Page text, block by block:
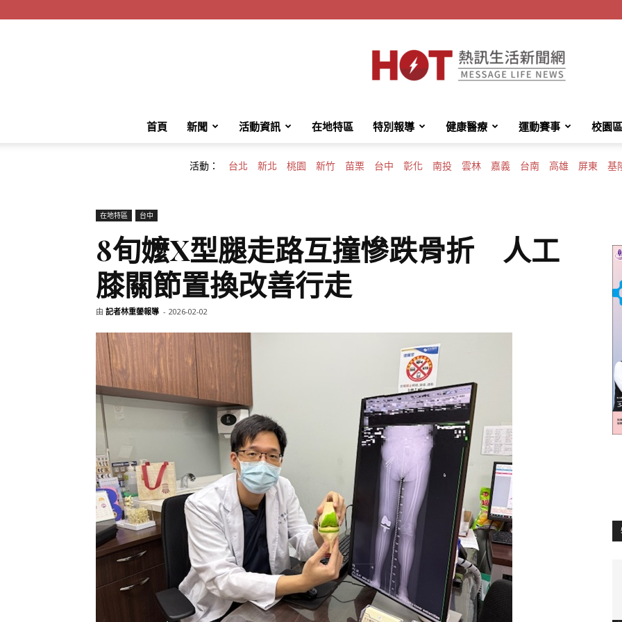
HotMessage
生
新
首頁 新聞 活動資訊 在地特區 特別報導 健康醫療 運動賽事 校園區
活動： 台北 新北 桃園 新竹 苗栗 台中 彰化 南投 雲林 嘉義 台南 高雄 屏東 基
在地特區 台中
8旬嬤X型腿走路互撞慘跌骨折 人工
膝關節置換改善行走
由 記者林重鎣報導 - 2026-02-02